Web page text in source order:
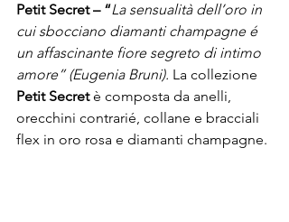
Petit Secret – “La sensualità dell’oro in
cui sbocciano diamanti champagne é
un affascinante fiore segreto di intimo
amore” (Eugenia Bruni). La collezione
Petit Secret è composta da anelli,
orecchini contrarié, collane e bracciali
flex in oro rosa e diamanti champagne.